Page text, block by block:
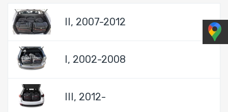
II, 2007-2012
I, 2002-2008
III, 2012-